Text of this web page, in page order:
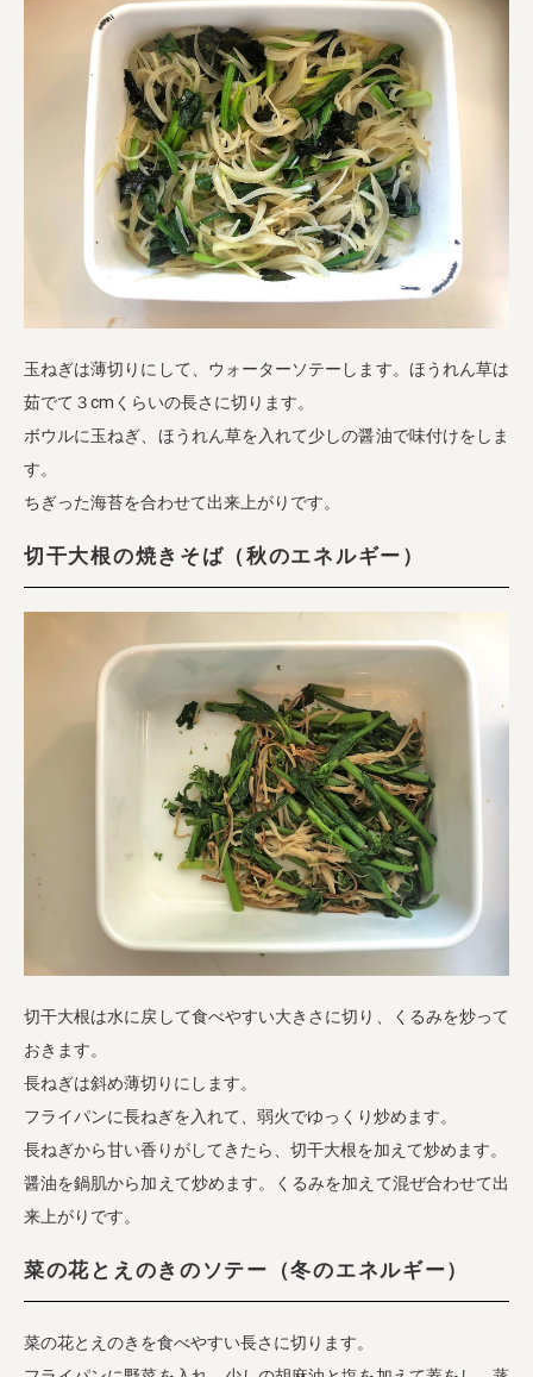
玉ねぎは薄切りにして、ウォーターソテーします。ほうれん草は
茹でて３cmくらいの長さに切ります。
ボウルに玉ねぎ、ほうれん草を入れて少しの醤油で味付けをしま
す。
ちぎった海苔を合わせて出来上がりです。
切干大根の焼きそば（秋のエネルギー）
切干大根は水に戻して食べやすい大きさに切り、くるみを炒って
おきます。
長ねぎは斜め薄切りにします。
フライパンに長ねぎを入れて、弱火でゆっくり炒めます。
長ねぎから甘い香りがしてきたら、切干大根を加えて炒めます。
醤油を鍋肌から加えて炒めます。くるみを加えて混ぜ合わせて出
来上がりです。
菜の花とえのきのソテー（冬のエネルギー）
菜の花とえのきを食べやすい長さに切ります。